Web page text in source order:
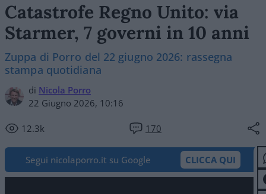
Catastrofe Regno Unito: via
Starmer, 7 governi in 10 anni
Zuppa di Porro del 22 giugno 2026: rassegna
stampa quotidiana
di Nicola Porro
22 Giugno 2026, 10:16
12.3k 170
Segui nicolaporro.it su Google CLICCA QUI